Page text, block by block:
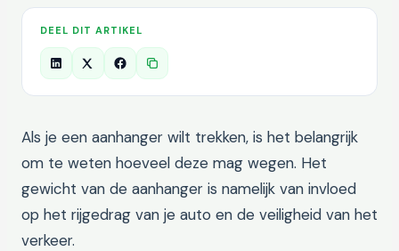
DEEL DIT ARTIKEL
Als je een aanhanger wilt trekken, is het belangrijk
om te weten hoeveel deze mag wegen. Het
gewicht van de aanhanger is namelijk van invloed
op het rijgedrag van je auto en de veiligheid van het
verkeer.